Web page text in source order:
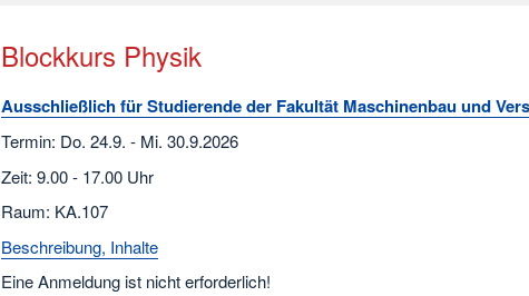
Blockkurs Physik
Ausschließlich für Studierende der Fakultät Maschinenbau und
Termin: Do. 24.9. - Mi. 30.9.2026
Zeit: 9.00 - 17.00 Uhr
Raum: KA.107
Beschreibung, Inhalte
Eine Anmeldung ist nicht erforderlich!